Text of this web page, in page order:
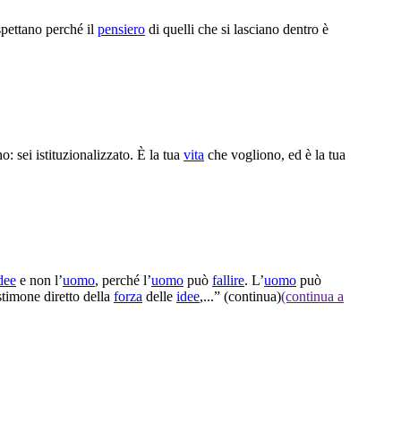
perché il pensiero di quelli che si lasciano dentro è
sei istituzionalizzato. È la tua vita che vogliono, ed è la tua
e non l’uomo, perché l’uomo può fallire. L’uomo può
diretto della forza delle idee,...” (continua)(continua a